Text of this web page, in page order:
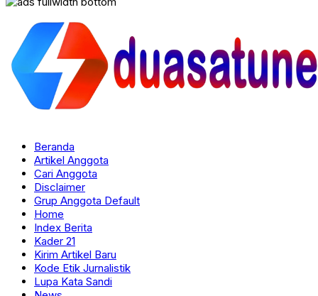
Beranda
Artikel Anggota
Cari Anggota
Disclaimer
Grup Anggota Default
Home
Index Berita
Kader 21
Kirim Artikel Baru
Kode Etik Jurnalistik
Lupa Kata Sandi